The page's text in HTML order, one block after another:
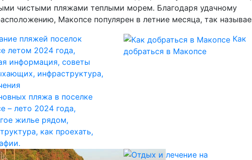
чистыми пляжами теплыми морем. Благодаря удачному
Макопсе популярен в летние месяца, так
пляжа в поселке
– лето 2024 года,
жилье рядом,
как проехать,
Как
добраться в Макопсе